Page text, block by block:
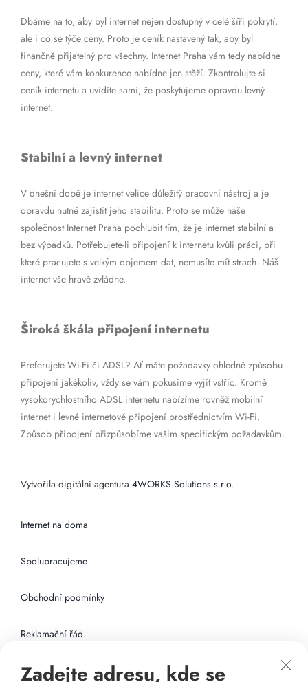
Dbáme na to, aby byl internet nejen dostupný v celé šíři pokrytí,
ale i co se týče ceny. Proto je ceník nastavený tak, aby byl
finančně přijatelný pro všechny. Internet Praha vám tedy nabídne
ceny, které vám konkurence nabídne jen stěží. Zkontrolujte si
ceník internetu a uvidíte sami, že poskytujeme opravdu levný
internet.
Stabilní a levný internet
V dnešní době je internet velice důležitý pracovní nástroj a je
opravdu nutné zajistit jeho stabilitu. Proto se může naše
společnost Internet Praha pochlubit tím, že je internet stabilní a
bez výpadků. Potřebujete-li připojení k internetu kvůli práci, při
které pracujete s velkým objemem dat, nemusíte mít strach. Náš
internet vše hravě zvládne.
Široká škála připojení internetu
Preferujete Wi-Fi či ADSL? Ať máte požadavky ohledně způsobu
připojení jakékoliv, vždy se vám pokusíme vyjít vstříc. Kromě
vysokorychlostního ADSL internetu nabízíme rovněž mobilní
internet i levné internetové připojení prostřednictvím Wi-Fi.
Způsob připojení přizpůsobíme vašim specifickým požadavkům.
Vytvořila digitální agentura 4WORKS Solutions s.r.o.
Internet na doma
Spolupracujeme
Obchodní podmínky
Reklamační řád
Připojení k internetu
Zadejte adresu, kde se